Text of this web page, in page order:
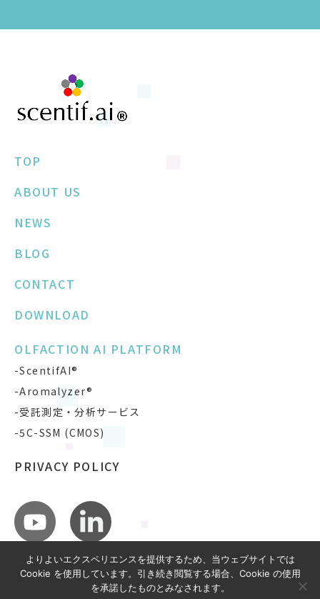
TOP
ABOUT US
NEWS
BLOG
CONTACT
DOWNLOAD
OLFACTION AI PLATFORM
-ScentifAI®
-Aromalyzer®
-受託測定・分析サービス
-5C-SSM (CMOS)
PRIVACY POLICY
よりよいエクスペリエンスを提供するため、当ウェブサイトでは
Cookie を使用しています。引き続き閲覧する場合、Cookie の使用
を承諾したものとみなされます。